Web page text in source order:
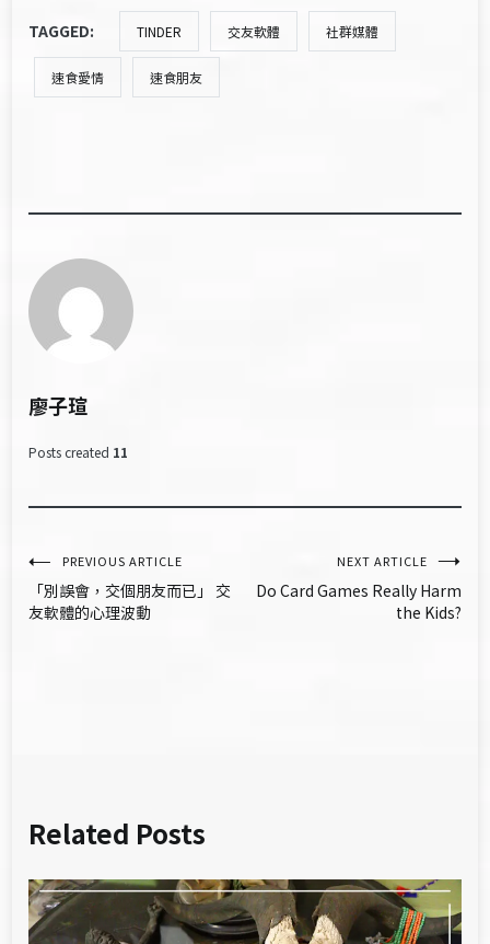
TAGGED: TINDER 交友軟體 社群媒體
速食愛情 速食朋友
廖子瑄
Posts created 11
文
章
PREVIOUS ARTICLE
「別誤會，交個朋友而已」 交
友軟體的心理波動
NEXT ARTICLE
Do Card Games Really Harm
the Kids?
Related Posts